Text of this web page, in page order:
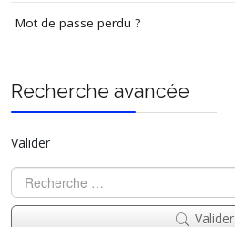
Mot de passe perdu ?
Recherche avancée
Valider
Valider